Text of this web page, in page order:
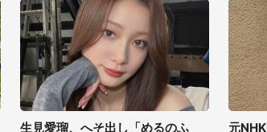
生見愛瑠、へそ出し「めるのふ
元